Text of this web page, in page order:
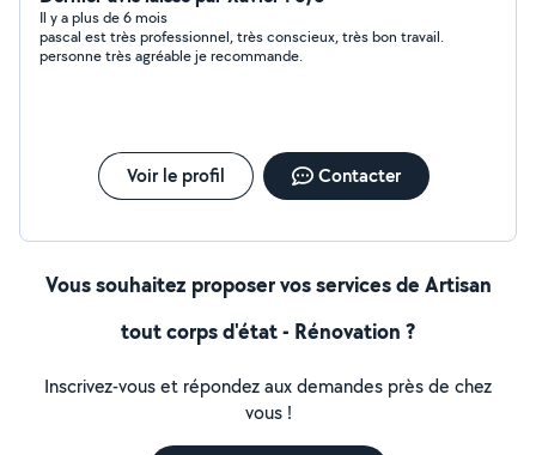
Il y a plus de 6 mois
pascal est très professionnel, très conscieux, très bon travail.
personne très agréable je recommande.
Voir le profil Contacter
Vous souhaitez proposer vos services de Artisan
tout corps d'état - Rénovation ?
Inscrivez-vous et répondez aux demandes près de chez
vous !